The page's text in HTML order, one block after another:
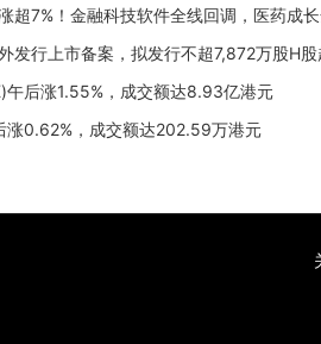
超7%！金融科技软件全线回调，医药成
行上市备案，拟发行不超7,872万股H股
后涨1.55%，成交额达8.93亿港元
涨0.62%，成交额达202.59万港元